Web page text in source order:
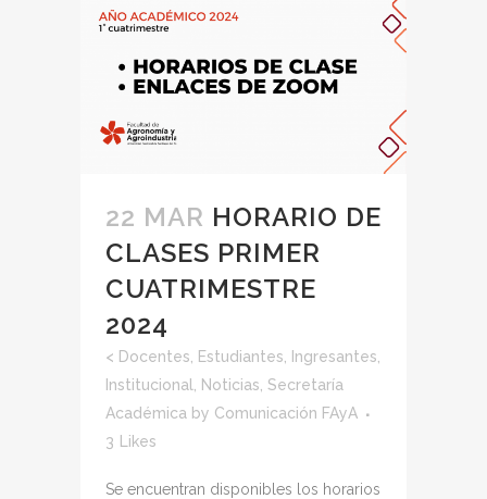
22 MAR HORARIO DE
CLASES PRIMER
CUATRIMESTRE
2024
< Docentes Estudiantes Ingresantes
Institucional
Noticias Secretaría
Académica by Comunicación FAyA
3
Likes
Se encuentran disponibles los horarios